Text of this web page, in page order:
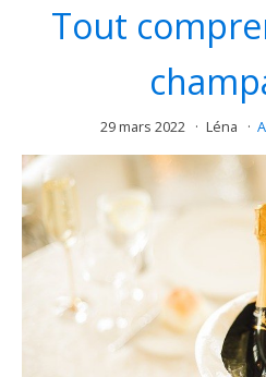
Tout
29 mars 2022 Léna